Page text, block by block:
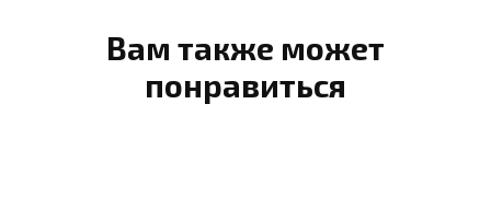
Вам также может
понравиться